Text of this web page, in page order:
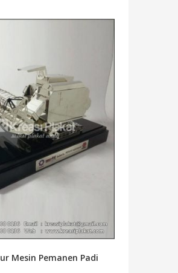
Mesin Pemanen Padi